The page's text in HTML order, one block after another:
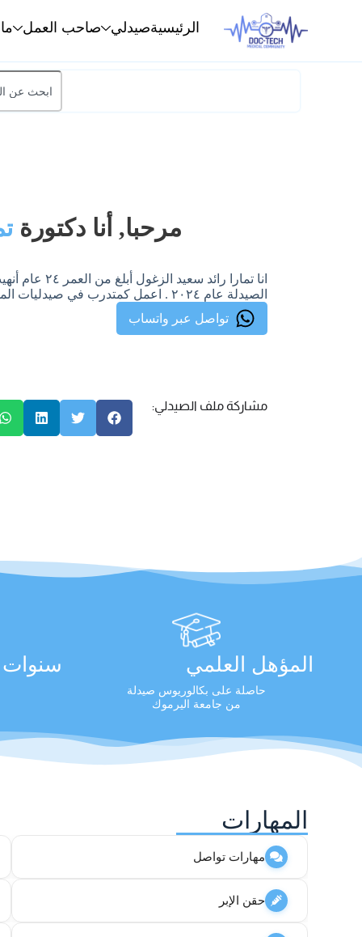
الرئيسيةصيدلي صاحب العمل
مرحبا, أنا دكتورة
انا تمارا
الصيدلة عام ٢٠٢٤ . اعمل كمتدرب في صيدليات المجتمع منذ شهر ٢/٢٠٢٥
تواصل عبر واتساب
مشاركة ملف الصيدلي:
المؤهل العلمي
حاصلة على بكالوريوس صيدلة
من جامعة اليرموك
سنوات
المهارات
مهارات تواصل
حقن الإبر